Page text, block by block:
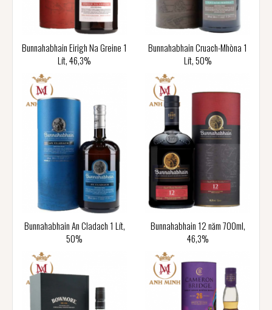
Bunnahabhain Eirigh Na Greine 1
Lít, 46,3%
Bunnahabhain Cruach-Mhòna 1
Lít, 50%
Bunnahabhain An Cladach 1 Lít,
50%
Bunnahabhain 12 năm 700ml,
46,3%